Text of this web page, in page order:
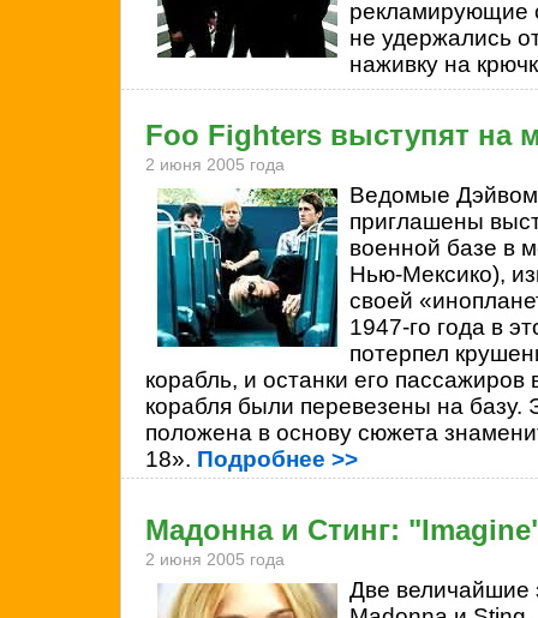
рекламирующие
не удержались
наживку на
Foo Fighters выступят на
2 июня 2005 года
Ведомые
приглашены
военной базе в
Нью-Мексико),
своей
1947-го года в
потерпел
корабль, и останки его
корабля были перевезены на базу.
положена в основу сюжета
18». Подробнее >>
Мадонна и Стинг:
2 июня 2005 года
Две величайшие